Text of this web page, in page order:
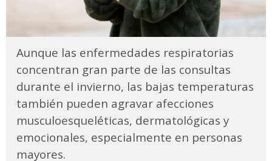
Aunque las enfermedades respiratorias
concentran gran parte de las consultas
durante el invierno, las bajas temperaturas
también pueden agravar afecciones
musculoesqueléticas, dermatológicas y
emocionales, especialmente en personas
mayores.